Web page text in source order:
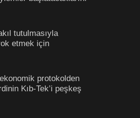
tutulmasıyla
etmek için
ekonomik protokolden
Kıb-Tek’i peşkeş